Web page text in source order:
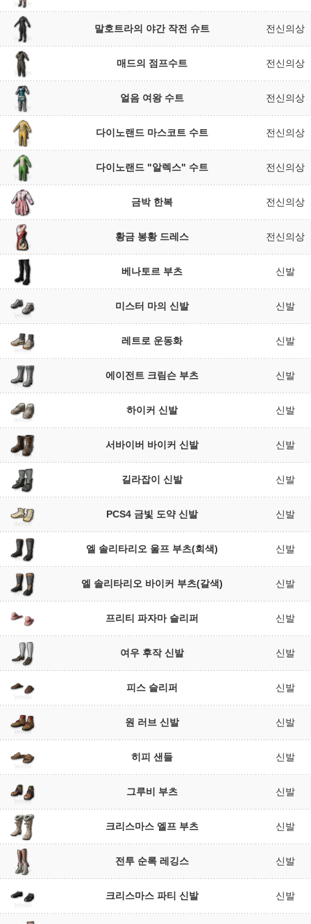
말호트라의 야간 작전 슈트 전신의상
매드의 점프수트 전신의상
얼음 여왕 수트 전신의상
다이노랜드 마스코트 수트 전신의상
다이노랜드 "알렉스" 수트 전신의상
금박 한복 전신의상
황금 봉황 드레스 전신의상
베나토르 부츠 신발
미스터 마의 신발 신발
레트로 운동화 신발
에이전트 크림슨 부츠 신발
하이커 신발 신발
서바이버 바이커 신발 신발
길라잡이 신발 신발
PCS4 금빛 도약 신발 신발
엘 솔리타리오 울프 부츠(회색) 신발
엘 솔리타리오 바이커 부츠(갈색) 신발
프리티 파자마 슬리퍼 신발
여우 후작 신발 신발
피스 슬리퍼 신발
원 러브 신발 신발
히피 샌들 신발
그루비 부츠 신발
크리스마스 엘프 부츠 신발
전투 순록 레깅스 신발
크리스마스 파티 신발 신발